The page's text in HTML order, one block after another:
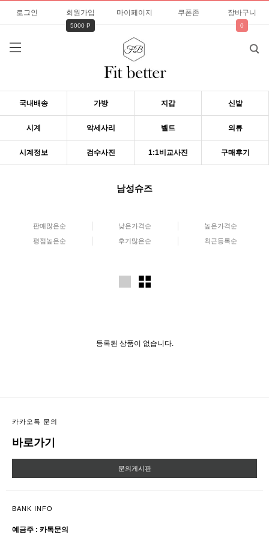
로그인 회원가입
5000 P
마이페이지 쿠폰존 장바구니
0
국내배송 가방 지갑 신발
시계 악세사리 벨트 의류
시계정보 검수사진 1:1비교사진 구매후기
남성슈즈
판매많은순 낮은가격순 높은가격순
평점높은순 후기많은순 최근등록순
등록된 상품이 없습니다.
카카오톡 문의
바로가기
문의게시판
BANK INFO
예금주 : 카톡문의